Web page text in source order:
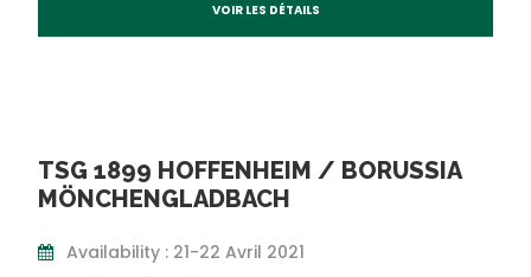
VOIR LES DÉTAILS
TSG 1899 HOFFENHEIM / BORUSSIA
MÖNCHENGLADBACH
Availability : 21-22 Avril 2021